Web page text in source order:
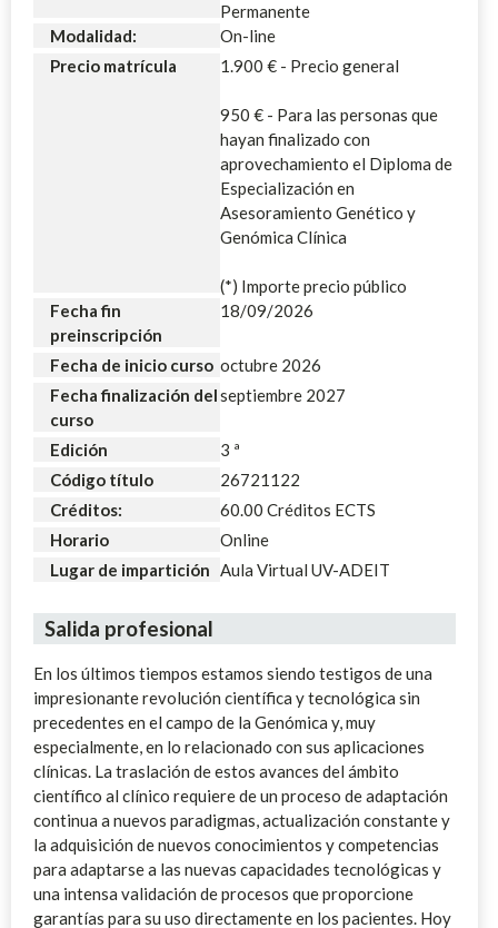
Permanente
Modalidad:
On-line
Precio matrícula
1.900 € - Precio general
950 € - Para las personas que
hayan finalizado con
aprovechamiento el Diploma de
Especialización en
Asesoramiento Genético y
Genómica Clínica
(*) Importe precio público
Fecha fin
preinscripción
18/09/2026
Fecha de inicio curso octubre 2026
Fecha finalización del
curso
septiembre 2027
Edición
3 ª
Código título
26721122
Créditos:
60.00 Créditos ECTS
Horario
Online
Lugar de impartición Aula Virtual UV-ADEIT
Salida profesional
En los últimos tiempos estamos siendo testigos de una
impresionante revolución científica y tecnológica sin
precedentes en el campo de la Genómica y, muy
especialmente, en lo relacionado con sus aplicaciones
clínicas. La traslación de estos avances del ámbito
científico al clínico requiere de un proceso de adaptación
continua a nuevos paradigmas, actualización constante y
la adquisición de nuevos conocimientos y competencias
para adaptarse a las nuevas capacidades tecnológicas y
una intensa validación de procesos que proporcione
garantías para su uso directamente en los pacientes. Hoy